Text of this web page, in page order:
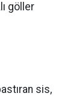
göller
sis,